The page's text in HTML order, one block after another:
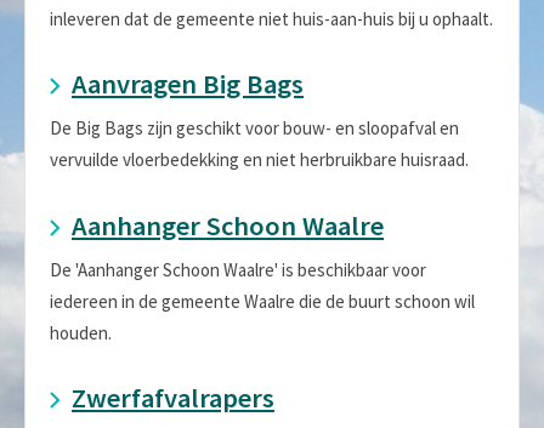
inleveren dat de gemeente niet huis-aan-huis bij u ophaalt.
Aanvragen Big Bags
De Big Bags zijn geschikt voor bouw- en sloopafval en
vervuilde vloerbedekking en niet herbruikbare huisraad.
Aanhanger Schoon Waalre
De 'Aanhanger Schoon Waalre' is beschikbaar voor
iedereen in de gemeente Waalre die de buurt schoon wil
houden.
Zwerfafvalrapers